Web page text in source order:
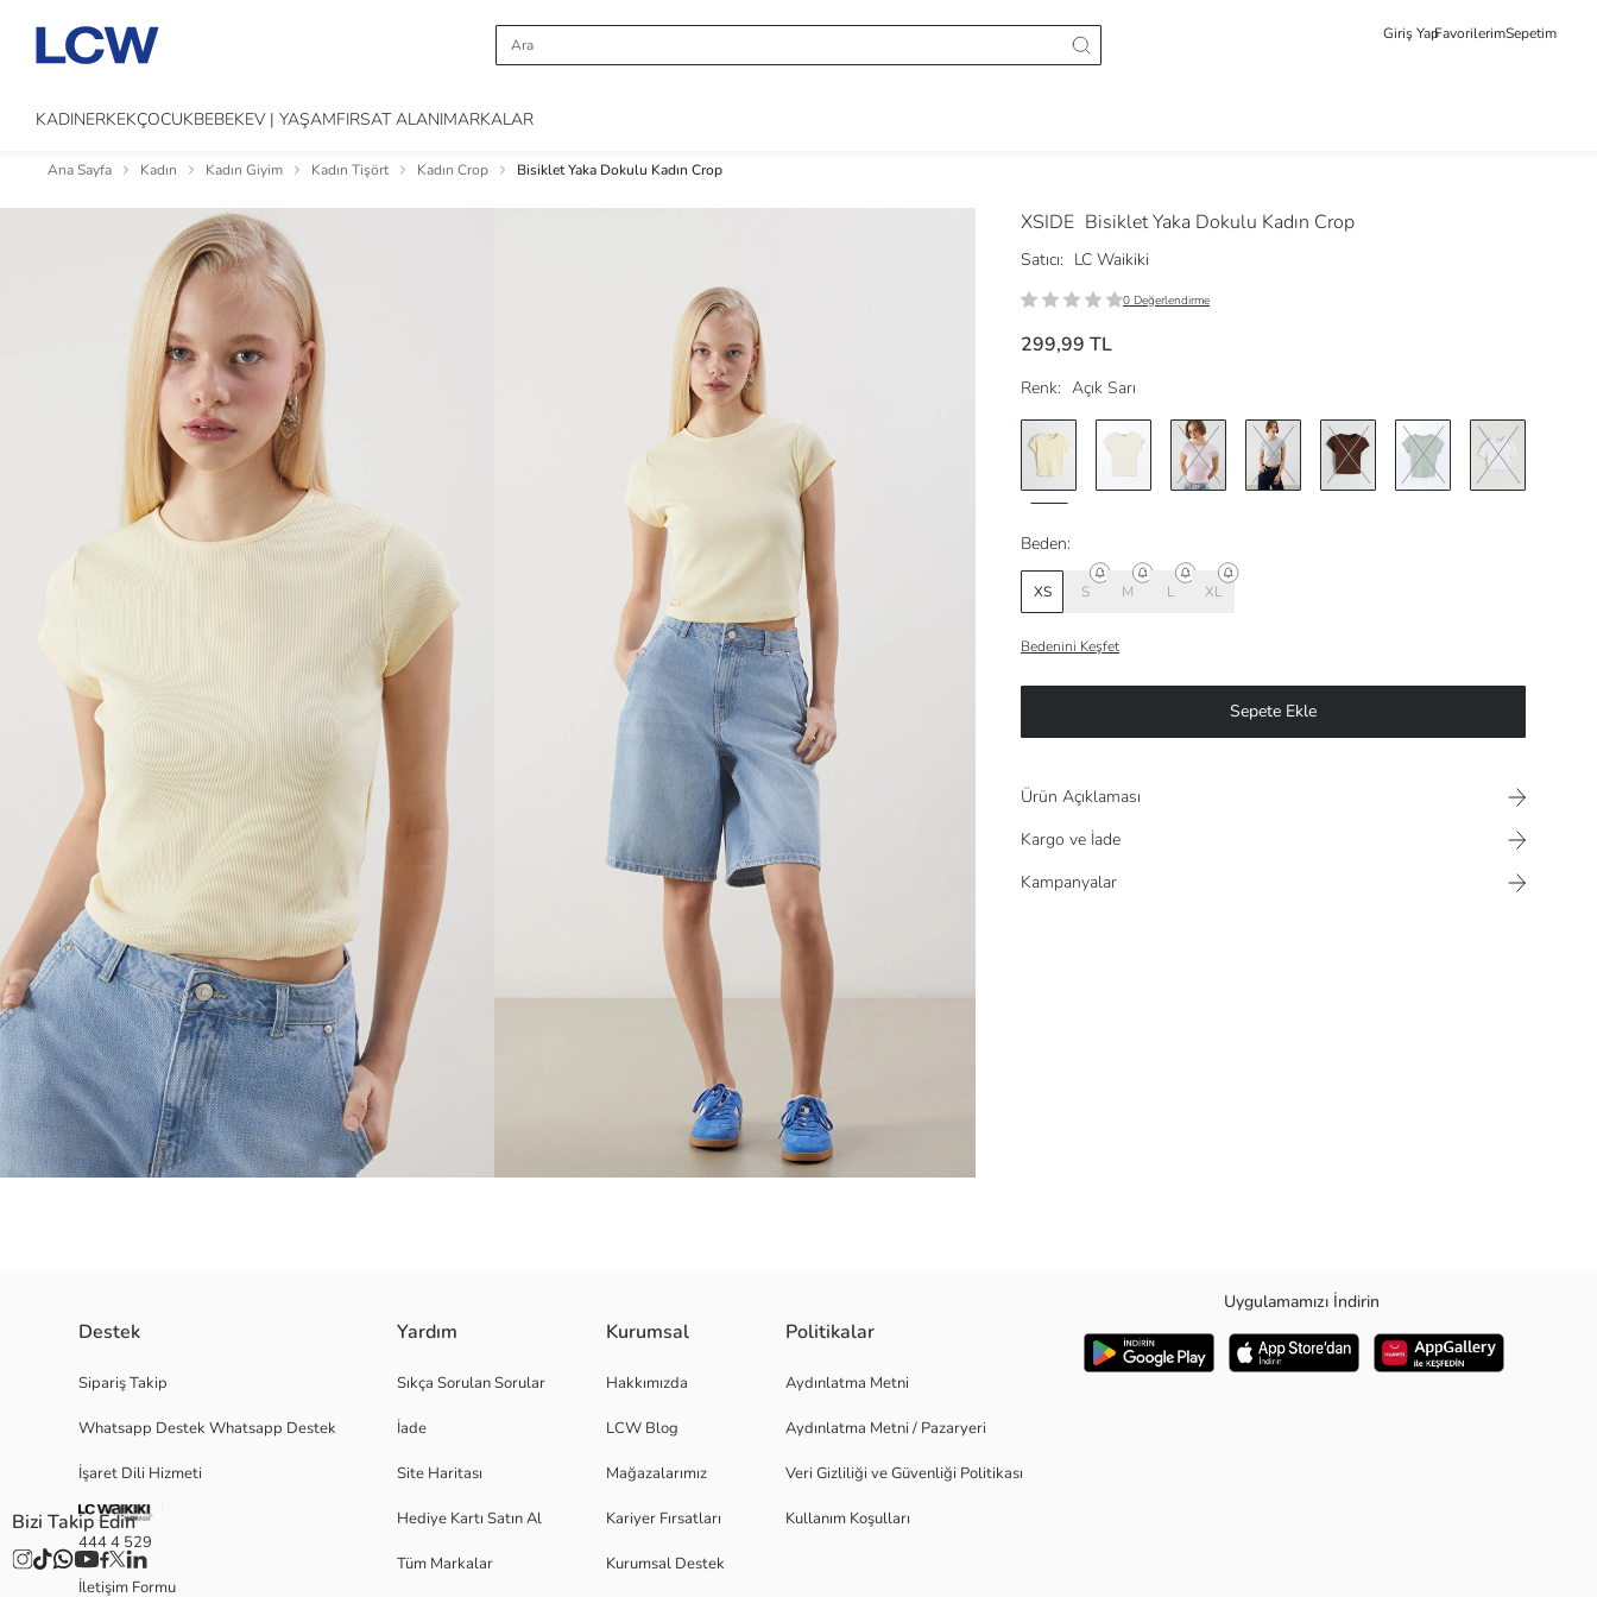
Giriş YapFavorilerimSepetim
KADINERKEKÇOCUKBEBEKEV | YAŞAMFIRSAT ALANIMARKALAR
Ana Sayfa Kadın Kadın Giyim Kadın Tişört Kadın Crop Bisiklet Yaka Dokulu Kadın Crop
XSIDE Bisiklet Yaka Dokulu Kadın Crop
Satıcı: LC Waikiki
0 Değerlendirme
299,99 TL
Renk: Açık Sarı
Beden:
XS S M L XL
Bedenini Keşfet
Sepete Ekle
Ürün Açıklaması
Kargo ve İade
Kampanyalar
Ana Kumaş:
Destek
Sipariş Takip
Whatsapp Destek Whatsapp Destek
İşaret Dili Hizmeti
444 4 529
İletişim Formu
Yardım
Sıkça Sorulan Sorular
İade
Site Haritası
Hediye Kartı Satın Al
Tüm Markalar
Kurumsal
Hakkımızda
LCW Blog
Mağazalarımız
Kariyer Fırsatları
Kurumsal Destek
Politikalar
Aydınlatma Metni
Aydınlatma Metni / Pazaryeri
Veri Gizliliği ve Güvenliği Politikası
Kullanım Koşulları
Uygulamamızı İndirin
Bizi Takip Edin